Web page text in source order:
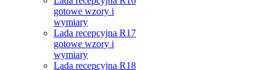
gotowe wzory i
wymiary
Lada recepcyjna R17
gotowe wzory i
wymiary
Lada recepcyjna R18